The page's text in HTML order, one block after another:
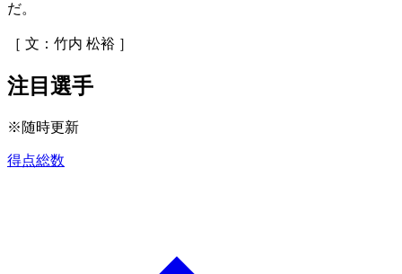
だ。
［ 文：竹内 松裕 ］
注目選手
※随時更新
得点総数